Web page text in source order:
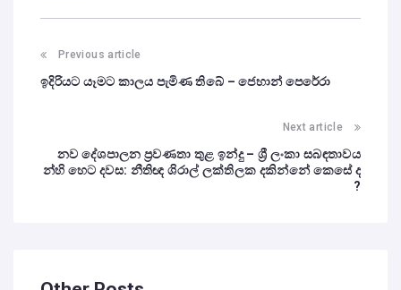
Previous article
ඉදිරියට යෑමට කාලය පැමිණ තිබේ – ජෙහාන් පෙරේරා
Next article
නව දේශපාලන ප්‍රවණතා තුළ ඉන්දු – ශ්‍රී ලංකා සබඳතාවය
න්හි හෙට දවස: නීතිඥ ශිරාල් ලක්තිලක දකින්නේ කෙසේ ද
?